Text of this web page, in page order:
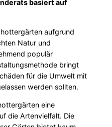
basiert auf
aufgrund
Natur und
populär
bringt
für die Umwelt mit
werden sollten.
eine
die Artenvielfalt. Die